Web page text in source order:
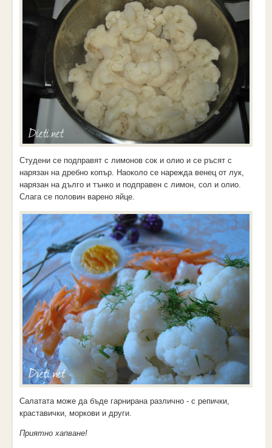
Студени се подправят с лимонов сок и олио и се ръсят с
нарязан на дребно копър. Наоколо се нарежда венец от лук,
нарязан на дълго и тънко и подправен с лимон, сол и олио.
Слага се половин варено яйце.
Салатата може да бъде гарнирана различно - с репички,
краставички, моркови и други.
Приятно хапване!